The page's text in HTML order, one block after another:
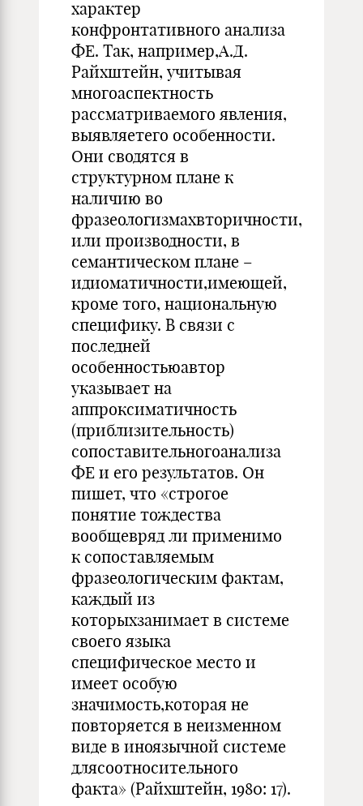
характер
конфронтативного анализа
ФЕ. Так, например,А.Д.
Райхштейн, учитывая
многоаспектность
рассматриваемого явления,
выявляетего особенности.
Они сводятся в
структурном плане к
наличию во
фразеологизмахвторичности,
или производности, в
семантическом плане –
идиоматичности,имеющей,
кроме того, национальную
специфику. В связи с
последней
особенностьюавтор
указывает на
аппроксиматичность
(приблизительность)
сопоставительногоанализа
ФЕ и его результатов. Он
пишет, что «строгое
понятие тождества
вообщевряд ли применимо
к сопоставляемым
фразеологическим фактам,
каждый из
которыхзанимает в системе
своего языка
специфическое место и
имеет особую
значимость,которая не
повторяется в неизменном
виде в иноязычной системе
длясоотносительного
факта» (Райхштейн, 1980: 17).